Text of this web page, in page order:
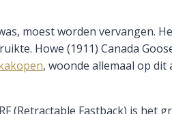
moest worden vervangen.
Howe (1911) Canada
, woonde allemaal op dit
(Retractable Fastback) is